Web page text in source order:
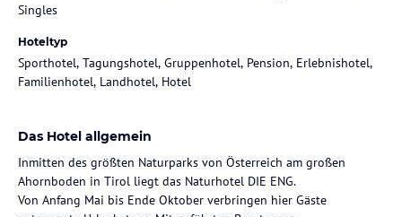
Singles
Hoteltyp
Sporthotel, Tagungshotel, Gruppenhotel, Pension, Erlebnishotel,
Familienhotel, Landhotel, Hotel
Das Hotel allgemein
Inmitten des größten Naturparks von Österreich am großen
Ahornboden in Tirol liegt das Naturhotel DIE ENG.
Von Anfang Mai bis Ende Oktober verbringen hier Gäste